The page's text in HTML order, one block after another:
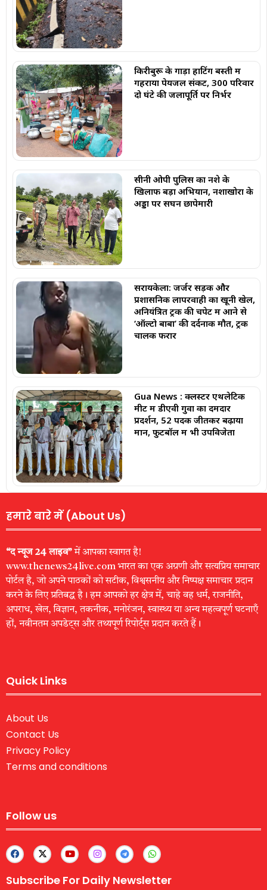
किरीबुरू के गाड़ा हाटिंग बस्ती में
गहराया पेयजल संकट, 300 परिवार
दो घंटे की जलापूर्ति पर निर्भर
सीनी ओपी पुलिस का नशे के
खिलाफ बड़ा अभियान, नशाखोरों के
अड्डों पर सघन छापेमारी
सरायकेला: जर्जर सड़क और
प्रशासनिक लापरवाही का खूनी खेल,
अनियंत्रित ट्रक की चपेट में आने से
‘ऑल्टो बाबा’ की दर्दनाक मौत, ट्रक
चालक फरार
Gua News : क्लस्टर एथलेटिक
मीट में डीएवी गुवा का दमदार
प्रदर्शन, 52 पदक जीतकर बढ़ाया
मान, फुटबॉल में भी उपविजेता
हमारे बारे में (About Us)
“द न्यूज 24 लाइव”में आपका स्वागत है!
www.thenews24live.com भारत का एक अग्रणी और सत्यप्रिय समाचार
पोर्टल है, जो अपने पाठकों को सटीक, विश्वसनीय और निष्पक्ष समाचार प्रदान
करने के लिए प्रतिबद्ध है। हम आपको हर क्षेत्र में, चाहे वह धर्म, राजनीति,
अपराध, खेल, विज्ञान, तकनीक, मनोरंजन, स्वास्थ्य या अन्य महत्वपूर्ण घटनाएँ
हों, नवीनतम अपडेट्स और तथ्यपूर्ण रिपोर्ट्स प्रदान करते हैं।
Quick Links
About Us
Contact Us
Privacy Policy
Terms and conditions
Follow us
Subscribe For Daily Newsletter